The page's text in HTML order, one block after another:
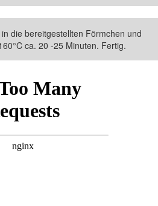
die bereitgestellten Förmchen und
ca. 20 -25 Minuten. Fertig.